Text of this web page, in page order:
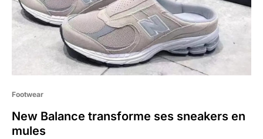
Footwear
New Balance transforme ses sneakers en
mules